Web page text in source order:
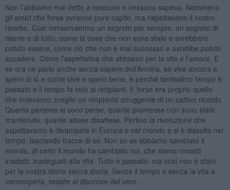
Non l’abbiamo mai detto a nessuno e nessuno sapeva. Nemmeno
gli amici che forse avranno pure capito, ma rispettavano il nostro
riserbo. Così conservammo un segreto per sempre, un segreto di
niente e di tutto, come le cose che non sono state e avrebbero
potuto essere, come ciò che non è mai successo e avrebbe potuto
accadere. Come l’aspettativa che abbiamo per la vita e l’amore. E
se ora ne parlo anche senza sapere dell’Annina, se vive ancora e
spero di sì e come vive e spero bene, è perché tantissimo tempo è
passato e il tempo fa velo ai rimpianti. E forse era proprio quello
che volevamo: meglio un rimpianto struggente di un cattivo ricordo.
Quante persone si sono perse, quante promesse non sono state
mantenute, quante attese disattese. Perfino la rivoluzione che
aspettavamo è divampata in Europa e nel mondo e si è dissolta nel
tempo, lasciando tracce di sé. Non so se abbiamo cambiato il
mondo, di certo il mondo ha cambiato noi, che siamo rimasti
inadatti, inadeguati alla vita. Tutto è passato, ma così non è stato
per la nostra storia senza storia. Senza il tempo e senza la vita a
corromperla, resiste al disonore del vero.